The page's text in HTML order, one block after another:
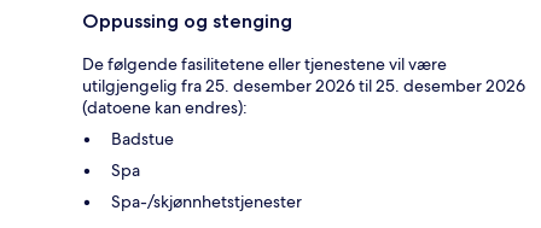
Oppussing og stenging
De følgende fasilitetene eller tjenestene vil være
utilgjengelig fra 25. desember 2026 til 25. desember 2026
(datoene kan endres):
Badstue
Spa
Spa-/skjønnhetstjenester